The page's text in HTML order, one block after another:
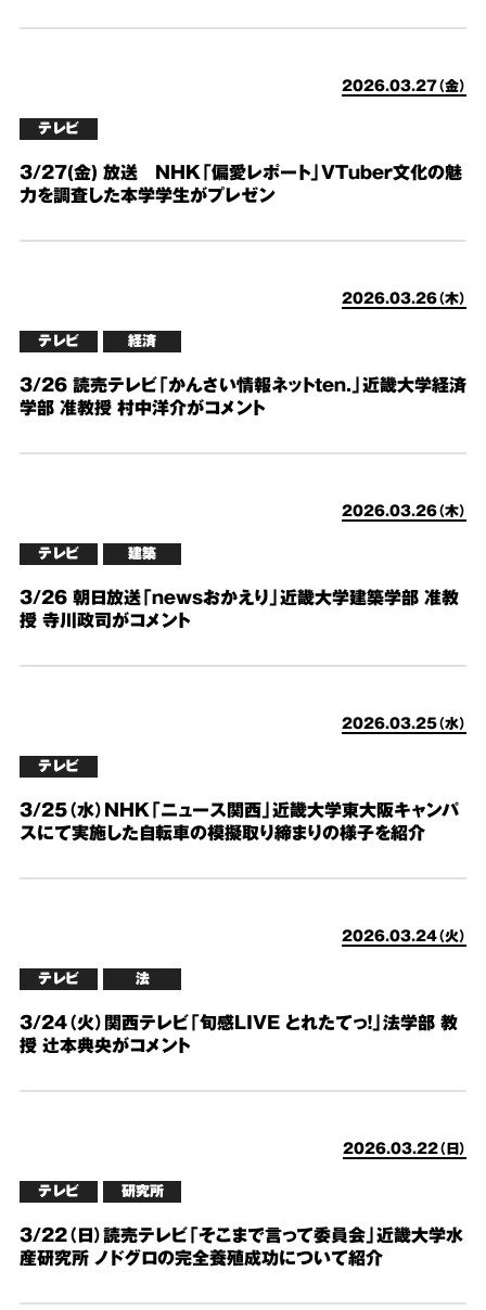
2026.03.27（金）
テレビ
3/27(金) 放送 NHK「偏愛レポート」VTuber文化の魅
力を調査した本学学生がプレゼン
2026.03.26（木）
テレビ 経済
3/26 読売テレビ「かんさい情報ネットten.」近畿大学経済
学部 准教授 村中洋介がコメント
2026.03.26（木）
テレビ 建築
3/26 朝日放送「newsおかえり」近畿大学建築学部 准教
授 寺川政司がコメント
2026.03.25（水）
テレビ
3/25（水）NHK「ニュース関西」近畿大学東大阪キャンパ
スにて実施した自転車の模擬取り締まりの様子を紹介
2026.03.24（火）
テレビ 法
3/24（火）関西テレビ「旬感LIVE とれたてっ！」法学部 教
授 辻本典央がコメント
2026.03.22（日）
テレビ 研究所
3/22（日）読売テレビ「そこまで言って委員会」近畿大学水
産研究所 ノドグロの完全養殖成功について紹介